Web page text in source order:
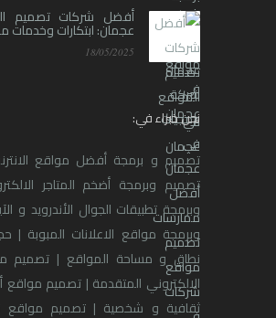
أفضل شركات تصميم
عجمان: ابتكارات وخدمات
18/05/2025
نحن خبراء في:
تصميم و برمجة أفضل مواقع
تصميم وبرمجة أضخم المتاجر
وبرمجة تطبيقات الجوال الأندرويد و
وبرمجة مواقع الاعلانات المبوبة |
نطاق و مساحة المواقع | تصميم
الالكتروني المتقدمة | تصميم مواقع
ثقافية و شخصية | تصميم مواقع